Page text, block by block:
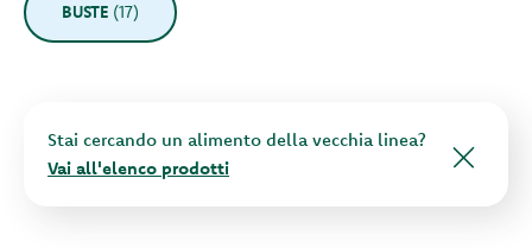
BUSTE (17)
Stai cercando un alimento della vecchia linea?
Vai all'elenco prodotti